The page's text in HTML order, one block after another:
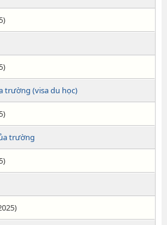
trường (visa du học)
trường